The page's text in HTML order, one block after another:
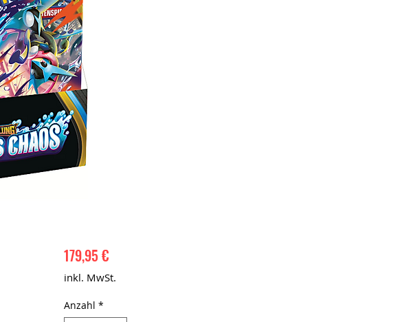
179,95 €Preis
inkl. MwSt.
Anzahl *